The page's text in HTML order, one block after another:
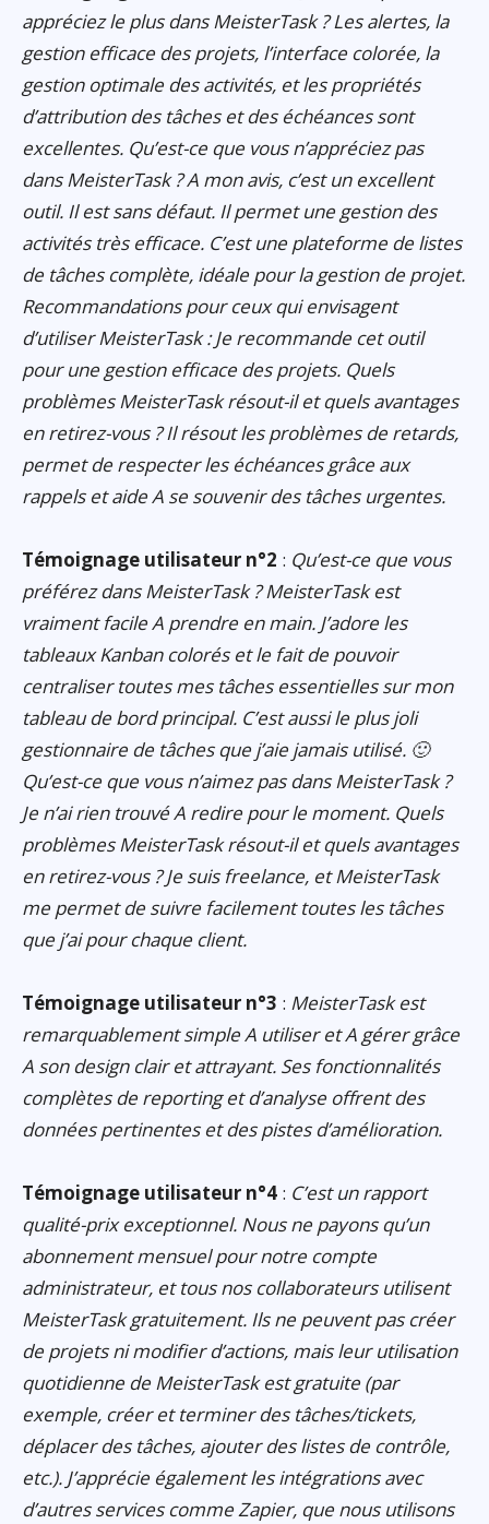
appréciez le plus dans MeisterTask ? Les alertes, la
gestion efficace des projets, l’interface colorée, la
gestion optimale des activités, et les propriétés
d’attribution des tâches et des échéances sont
excellentes. Qu’est-ce que vous n’appréciez pas
dans MeisterTask ? A mon avis, c’est un excellent
outil. Il est sans défaut. Il permet une gestion des
activités très efficace. C’est une plateforme de listes
de tâches complète, idéale pour la gestion de projet.
Recommandations pour ceux qui envisagent
d’utiliser MeisterTask : Je recommande cet outil
pour une gestion efficace des projets. Quels
problèmes MeisterTask résout-il et quels avantages
en retirez-vous ? Il résout les problèmes de retards,
permet de respecter les échéances grâce aux
rappels et aide A se souvenir des tâches urgentes.
Témoignage utilisateur n°2 : Qu’est-ce que vous
préférez dans MeisterTask ? MeisterTask est
vraiment facile A prendre en main. J’adore les
tableaux Kanban colorés et le fait de pouvoir
centraliser toutes mes tâches essentielles sur mon
tableau de bord principal. C’est aussi le plus joli
gestionnaire de tâches que j’aie jamais utilisé. 🙂
Qu’est-ce que vous n’aimez pas dans MeisterTask ?
Je n’ai rien trouvé A redire pour le moment. Quels
problèmes MeisterTask résout-il et quels avantages
en retirez-vous ? Je suis freelance, et MeisterTask
me permet de suivre facilement toutes les tâches
que j’ai pour chaque client.
Témoignage utilisateur n°3 : MeisterTask est
remarquablement simple A utiliser et A gérer grâce
A son design clair et attrayant. Ses fonctionnalités
complètes de reporting et d’analyse offrent des
données pertinentes et des pistes d’amélioration.
Témoignage utilisateur n°4 : C’est un rapport
qualité-prix exceptionnel. Nous ne payons qu’un
abonnement mensuel pour notre compte
administrateur, et tous nos collaborateurs utilisent
MeisterTask gratuitement. Ils ne peuvent pas créer
de projets ni modifier d’actions, mais leur utilisation
quotidienne de MeisterTask est gratuite (par
exemple, créer et terminer des tâches/tickets,
déplacer des tâches, ajouter des listes de contrôle,
etc.). J’apprécie également les intégrations avec
d’autres services comme Zapier, que nous utilisons